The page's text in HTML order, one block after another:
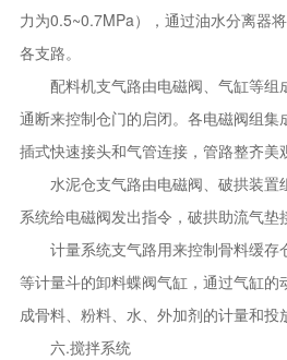
力为0.5~0.7MPa），通过油水分离器
各支路。
配料机支气路由电磁阀、气缸等组
通断来控制仓门的启闭。各电磁阀组
插式快速接头和气管连接，管路整齐美
水泥仓支气路由电磁阀、破拱装置
系统给电磁阀发出指令，破拱助流气垫
计量系统支气路用来控制骨料缓存
等计量斗的卸料蝶阀气缸，通过气缸
成骨料、粉料、水、外加剂的计量和投
六.搅拌系统